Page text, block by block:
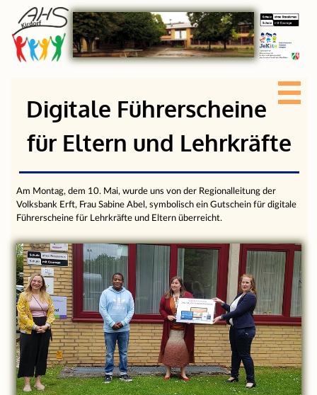
Digitale Führerscheine
für Eltern und Lehrkräfte
Am Montag, dem 10. Mai, wurde uns von der Regionalleitung der
Volksbank Erft, Frau Sabine Abel, symbolisch ein Gutschein für digitale
Führerscheine für Lehrkräfte und Eltern überreicht.